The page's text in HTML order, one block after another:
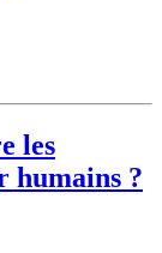
les
humains ?